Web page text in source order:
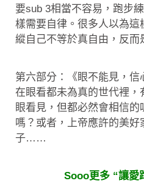
要sub 3相當不容易，跑步
樣需要自律。很多人以為
縱自己不等於真自由，反
第六部分：《眼不能見，信
在眼看都未為真的世代裡
眼看見，但都必然會相信
嗎？或者，上帝應許的美好
子……
Sooo更多 “讓愛